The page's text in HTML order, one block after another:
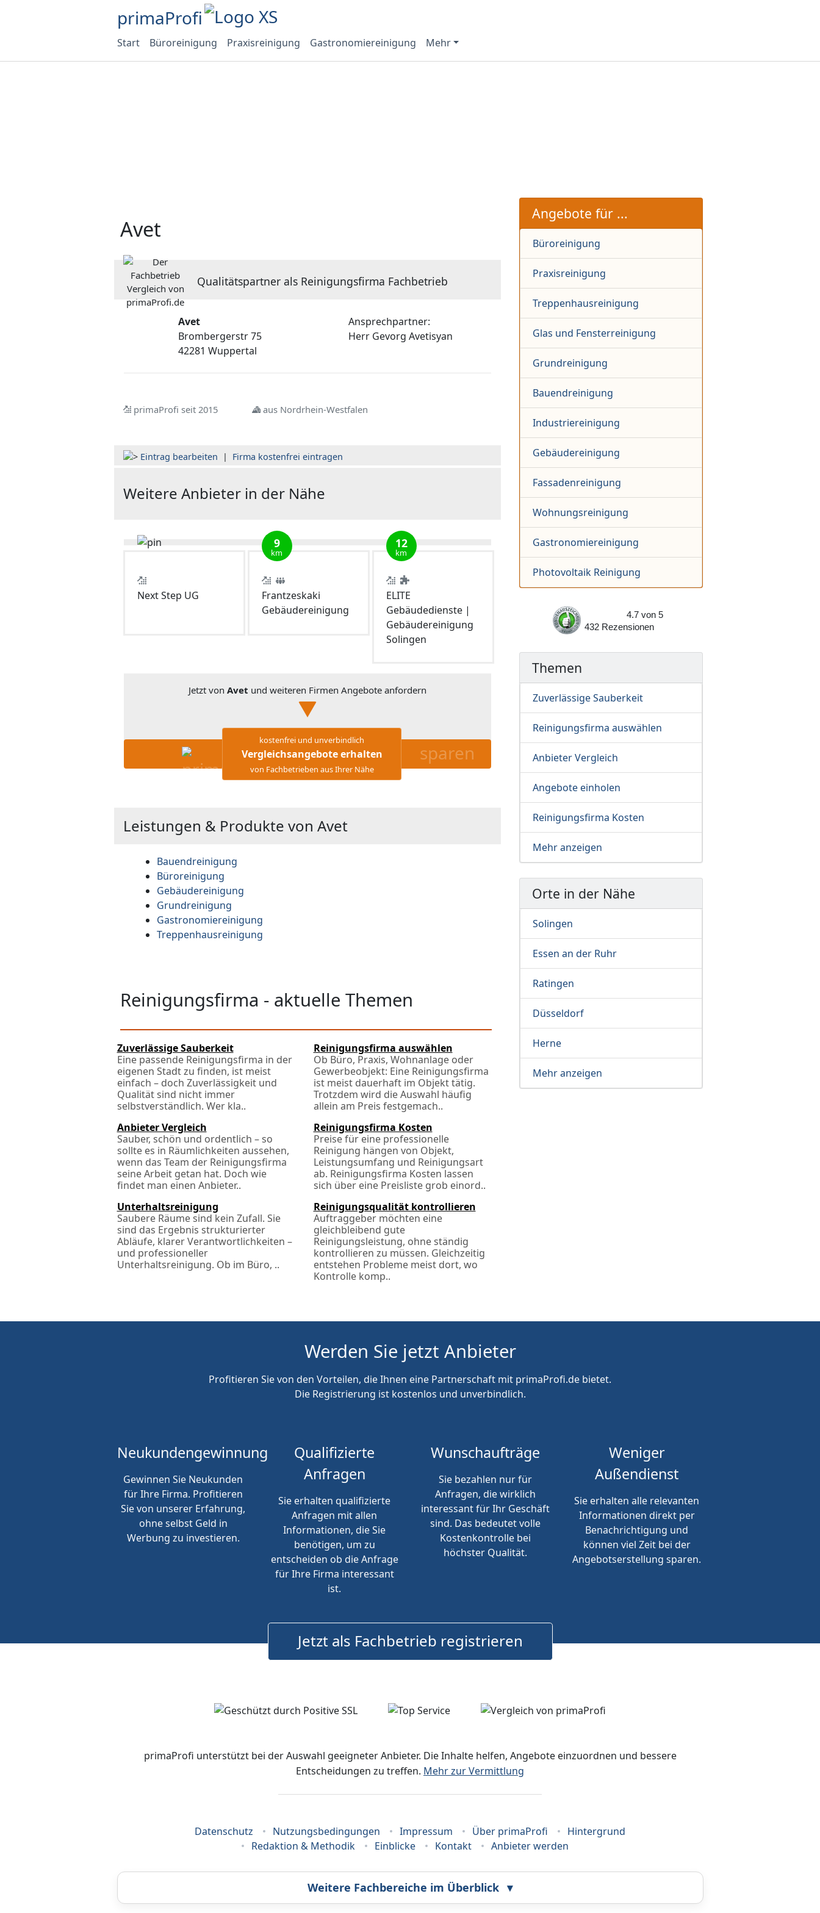
primaProfi
Start Büroreinigung Praxisreinigung Gastronomiereinigung Mehr
Avet
Qualitätspartner als Reinigungsfirma Fachbetrieb
Avet
Brombergerstr 75
42281 Wuppertal
Ansprechpartner:
Herr Gevorg Avetisyan
primaProfi seit 2015 aus Nordrhein-Westfalen
Eintrag bearbeiten | Firma kostenfrei eintragen
Weitere Anbieter in der Nähe
Next Step UG
9
km
Frantzeskaki
Gebäudereinigung
12
km
ELITE
Gebäudedienste |
Gebäudereinigung
Solingen
Jetzt von Avet und weiteren Firmen Angebote anfordern
kostenfrei und unverbindlich
Vergleichsangebote erhalten
von Fachbetrieben aus Ihrer Nähe
sparen
Leistungen & Produkte von Avet
Bauendreinigung
Büroreinigung
Gebäudereinigung
Grundreinigung
Gastronomiereinigung
Treppenhausreinigung
Reinigungsfirma - aktuelle Themen
Zuverlässige Sauberkeit
Eine passende Reinigungsfirma in der
eigenen Stadt zu finden, ist meist
einfach – doch Zuverlässigkeit und
Qualität sind nicht immer
selbstverständlich. Wer kla..
Reinigungsfirma auswählen
Ob Büro, Praxis, Wohnanlage oder
Gewerbeobjekt: Eine Reinigungsfirma
ist meist dauerhaft im Objekt tätig.
Trotzdem wird die Auswahl häufig
allein am Preis festgemach..
Anbieter Vergleich
Sauber, schön und ordentlich – so
sollte es in Räumlichkeiten aussehen,
wenn das Team der Reinigungsfirma
seine Arbeit getan hat. Doch wie
findet man einen Anbieter..
Reinigungsfirma Kosten
Preise für eine professionelle
Reinigung hängen von Objekt,
Leistungsumfang und Reinigungsart
ab. Reinigungsfirma Kosten lassen
sich über eine Preisliste grob einord..
Unterhaltsreinigung
Saubere Räume sind kein Zufall. Sie
sind das Ergebnis strukturierter
Abläufe, klarer Verantwortlichkeiten –
und professioneller
Unterhaltsreinigung. Ob im Büro, ..
Reinigungsqualität kontrollieren
Auftraggeber möchten eine
gleichbleibend gute
Reinigungsleistung, ohne ständig
kontrollieren zu müssen. Gleichzeitig
entstehen Probleme meist dort, wo
Kontrolle komp..
Angebote für ...
Büroreinigung
Praxisreinigung
Treppenhausreinigung
Glas und Fensterreinigung
Grundreinigung
Bauendreinigung
Industriereinigung
Gebäudereinigung
Fassadenreinigung
Wohnungsreinigung
Gastronomiereinigung
Photovoltaik Reinigung
4.7 von5
432
Rezensionen
Themen
Zuverlässige Sauberkeit
Reinigungsfirma auswählen
Anbieter Vergleich
Angebote einholen
Reinigungsfirma Kosten
Mehr anzeigen
Orte in der Nähe
Solingen
Essen an der Ruhr
Ratingen
Düsseldorf
Herne
Mehr anzeigen
Werden Sie jetzt Anbieter
Profitieren Sie von den Vorteilen, die Ihnen eine Partnerschaft mit primaProfi.de bietet.
Die Registrierung ist kostenlos und unverbindlich.
Neukundengewinnung
Gewinnen Sie Neukunden
für Ihre Firma. Profitieren
Sie von unserer Erfahrung,
ohne selbst Geld in
Werbung zu investieren.
Qualifizierte
Anfragen
Sie erhalten qualifizierte
Anfragen mit allen
Informationen, die Sie
benötigen, um zu
entscheiden ob die Anfrage
für Ihre Firma interessant
ist.
Wunschaufträge
Sie bezahlen nur für
Anfragen, die wirklich
interessant für Ihr Geschäft
sind. Das bedeutet volle
Kostenkontrolle bei
höchster Qualität.
Weniger
Außendienst
Sie erhalten alle relevanten
Informationen direkt per
Benachrichtigung und
können viel Zeit bei der
Angebotserstellung sparen.
Jetzt als Fachbetrieb registrieren
primaProfi unterstützt bei der Auswahl geeigneter Anbieter. Die Inhalte helfen, Angebote einzuordnen und bessere
Entscheidungen zu treffen. Mehr zur Vermittlung
Datenschutz Nutzungsbedingungen Impressum Über primaProfi
Hintergrund
Redaktion & Methodik
Einblicke Kontakt Anbieter werden
Weitere Fachbereiche im Überblick ▾